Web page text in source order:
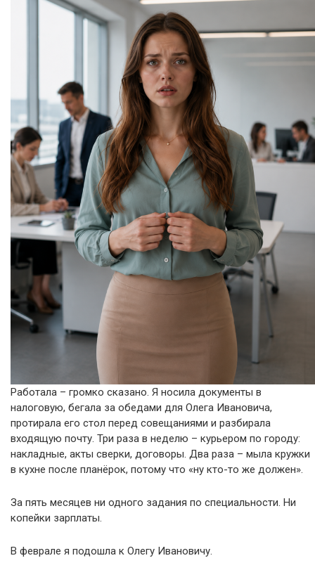
Работала – громко сказано. Я носила документы в
налоговую, бегала за обедами для Олега Ивановича,
протирала его стол перед совещаниями и разбирала
входящую почту. Три раза в неделю – курьером по городу:
накладные, акты сверки, договоры. Два раза – мыла кружки
в кухне после планёрок, потому что «ну кто-то же должен».
За пять месяцев ни одного задания по специальности. Ни
копейки зарплаты.
В феврале я подошла к Олегу Ивановичу.